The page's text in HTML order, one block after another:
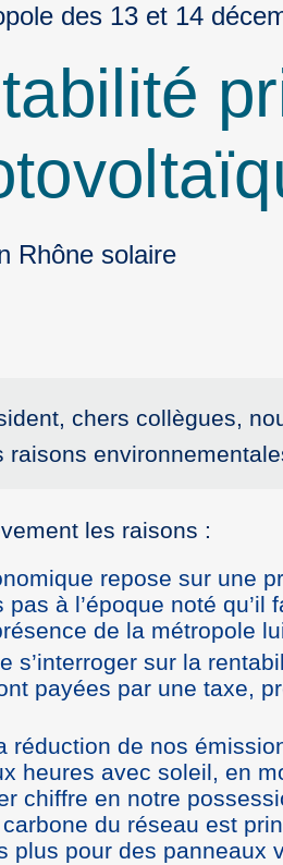
des 13 et 14
Rhône solaire
chers collègues,
raisons
les raisons :
repose sur une
pas à l’époque noté
de la métropole
s’interroger sur la
payées par une taxe,
réduction de nos
heures avec soleil, en
chiffre en notre
du réseau est
plus pour des panneaux